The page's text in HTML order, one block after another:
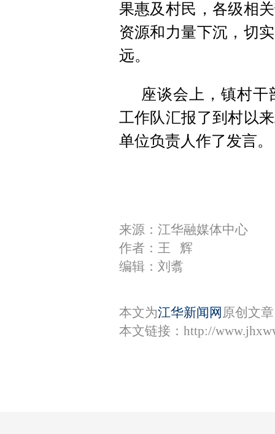
果惠及村民，各级相
资源和力量下沉，切
远。
座谈会上，镇村
工作队汇报了到村以
单位负责人作了发言。
来源：江华融媒体中心
作者：王 辉
编辑：刘翥
本文为江华新闻网 原创文
本文链接： http://